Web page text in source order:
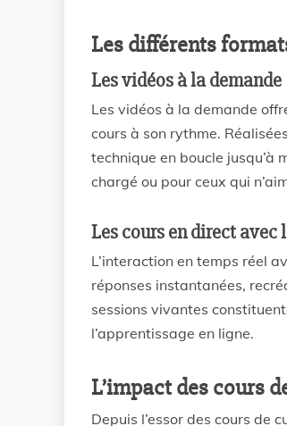
Les différents
Les vidéos à la demande
Les vidéos à la demande
cours à son rythme.
technique en boucle jusqu’à
chargé ou pour ceux qui
Les cours en direct avec
L’interaction en temps réel
réponses instantanées,
sessions vivantes
l’apprentissage en ligne.
L’impact des cours
Depuis l’essor des cours de